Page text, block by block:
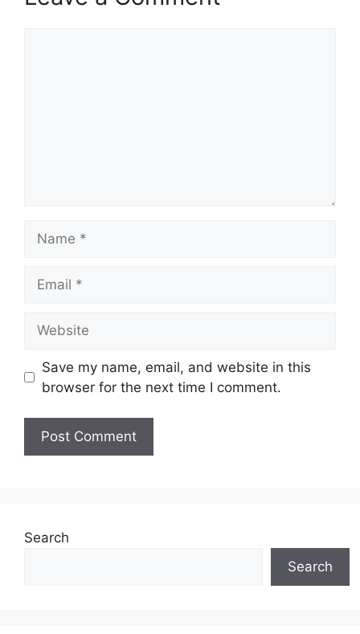
Save my name, email, and website in this
browser for the next time I comment.
Search
Search